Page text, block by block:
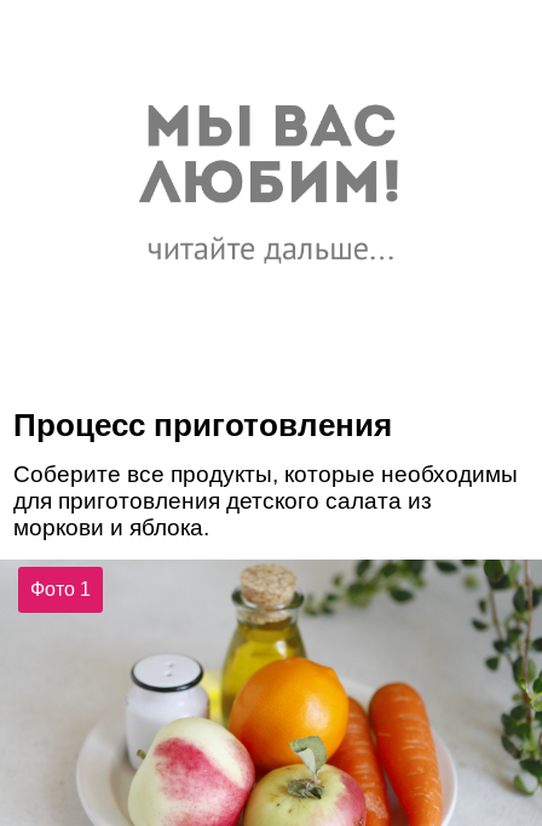
Процесс приготовления
Соберите все продукты, которые необходимы
для приготовления детского салата из
моркови и яблока.
Фото 1